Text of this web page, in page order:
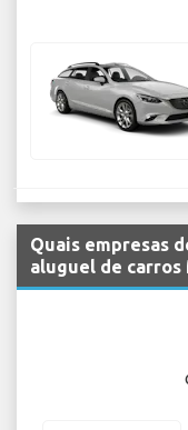
Quais empresas
aluguel de carros